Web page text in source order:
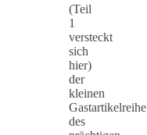
(Teil
1
versteckt
sich
hier)
der
kleinen
Gastartikelreihe
des